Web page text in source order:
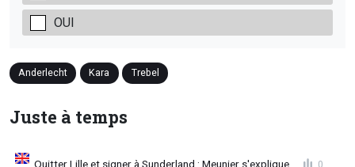
OUI
Anderlecht Kara Trebel
Juste à temps
Quitter Lille et signer à Sunderland : Meunier s'explique 0